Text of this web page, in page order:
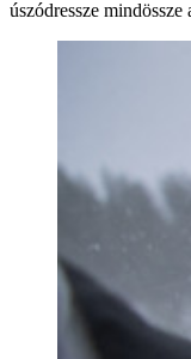
úszódressze mindössze